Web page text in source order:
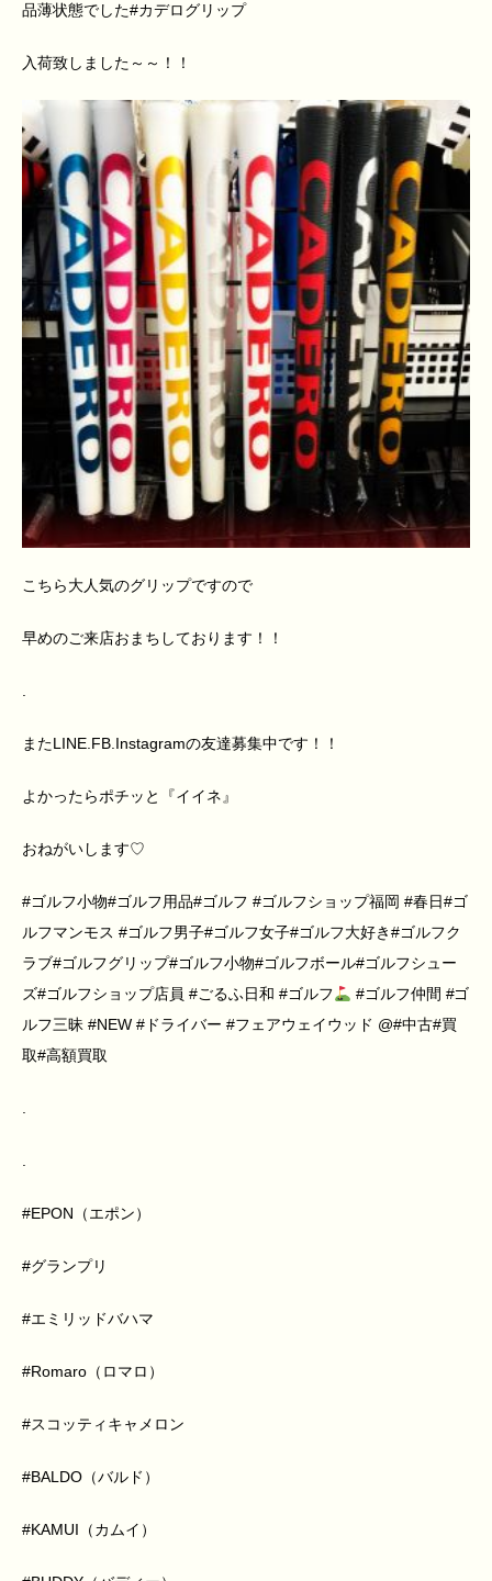
品薄状態でした#カデログリップ
入荷致しました～～！！
こちら大人気のグリップですので
早めのご来店おまちしております！！
.
またLINE.FB.Instagramの友達募集中です！！
よかったらポチッと『イイネ』
おねがいします♡
#ゴルフ小物#ゴルフ用品#ゴルフ #ゴルフショップ福岡 #春日#ゴ
ルフマンモス #ゴルフ男子#ゴルフ女子#ゴルフ大好き#ゴルフク
ラブ#ゴルフグリップ#ゴルフ小物#ゴルフボール#ゴルフシュー
ズ#ゴルフショップ店員 #ごるふ日和 #ゴルフ
#ゴルフ仲間 #ゴ
ルフ三昧 #NEW #ドライバー #フェアウェイウッド @#中古#買
取#高額買取
.
.
#EPON（エポン）
#グランプリ
#エミリッドバハマ
#Romaro（ロマロ）
#スコッティキャメロン
#BALDO（バルド）
#KAMUI（カムイ）